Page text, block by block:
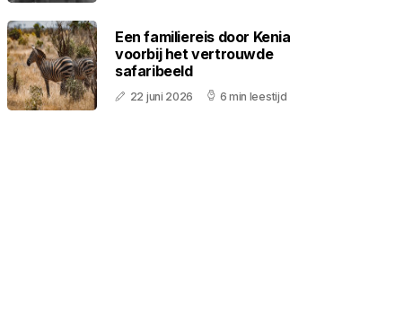
Een familiereis door Kenia
voorbij het vertrouwde
safaribeeld
22 juni 2026 6 min leestijd